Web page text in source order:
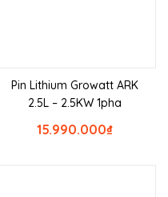
Pin Lithium Growatt ARK
2.5L – 2.5KW 1pha
₫
15.990.000